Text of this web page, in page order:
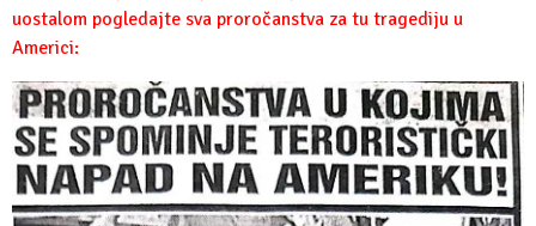
uostalom pogledajte sva proročanstva za tu tragediju u
Americi: